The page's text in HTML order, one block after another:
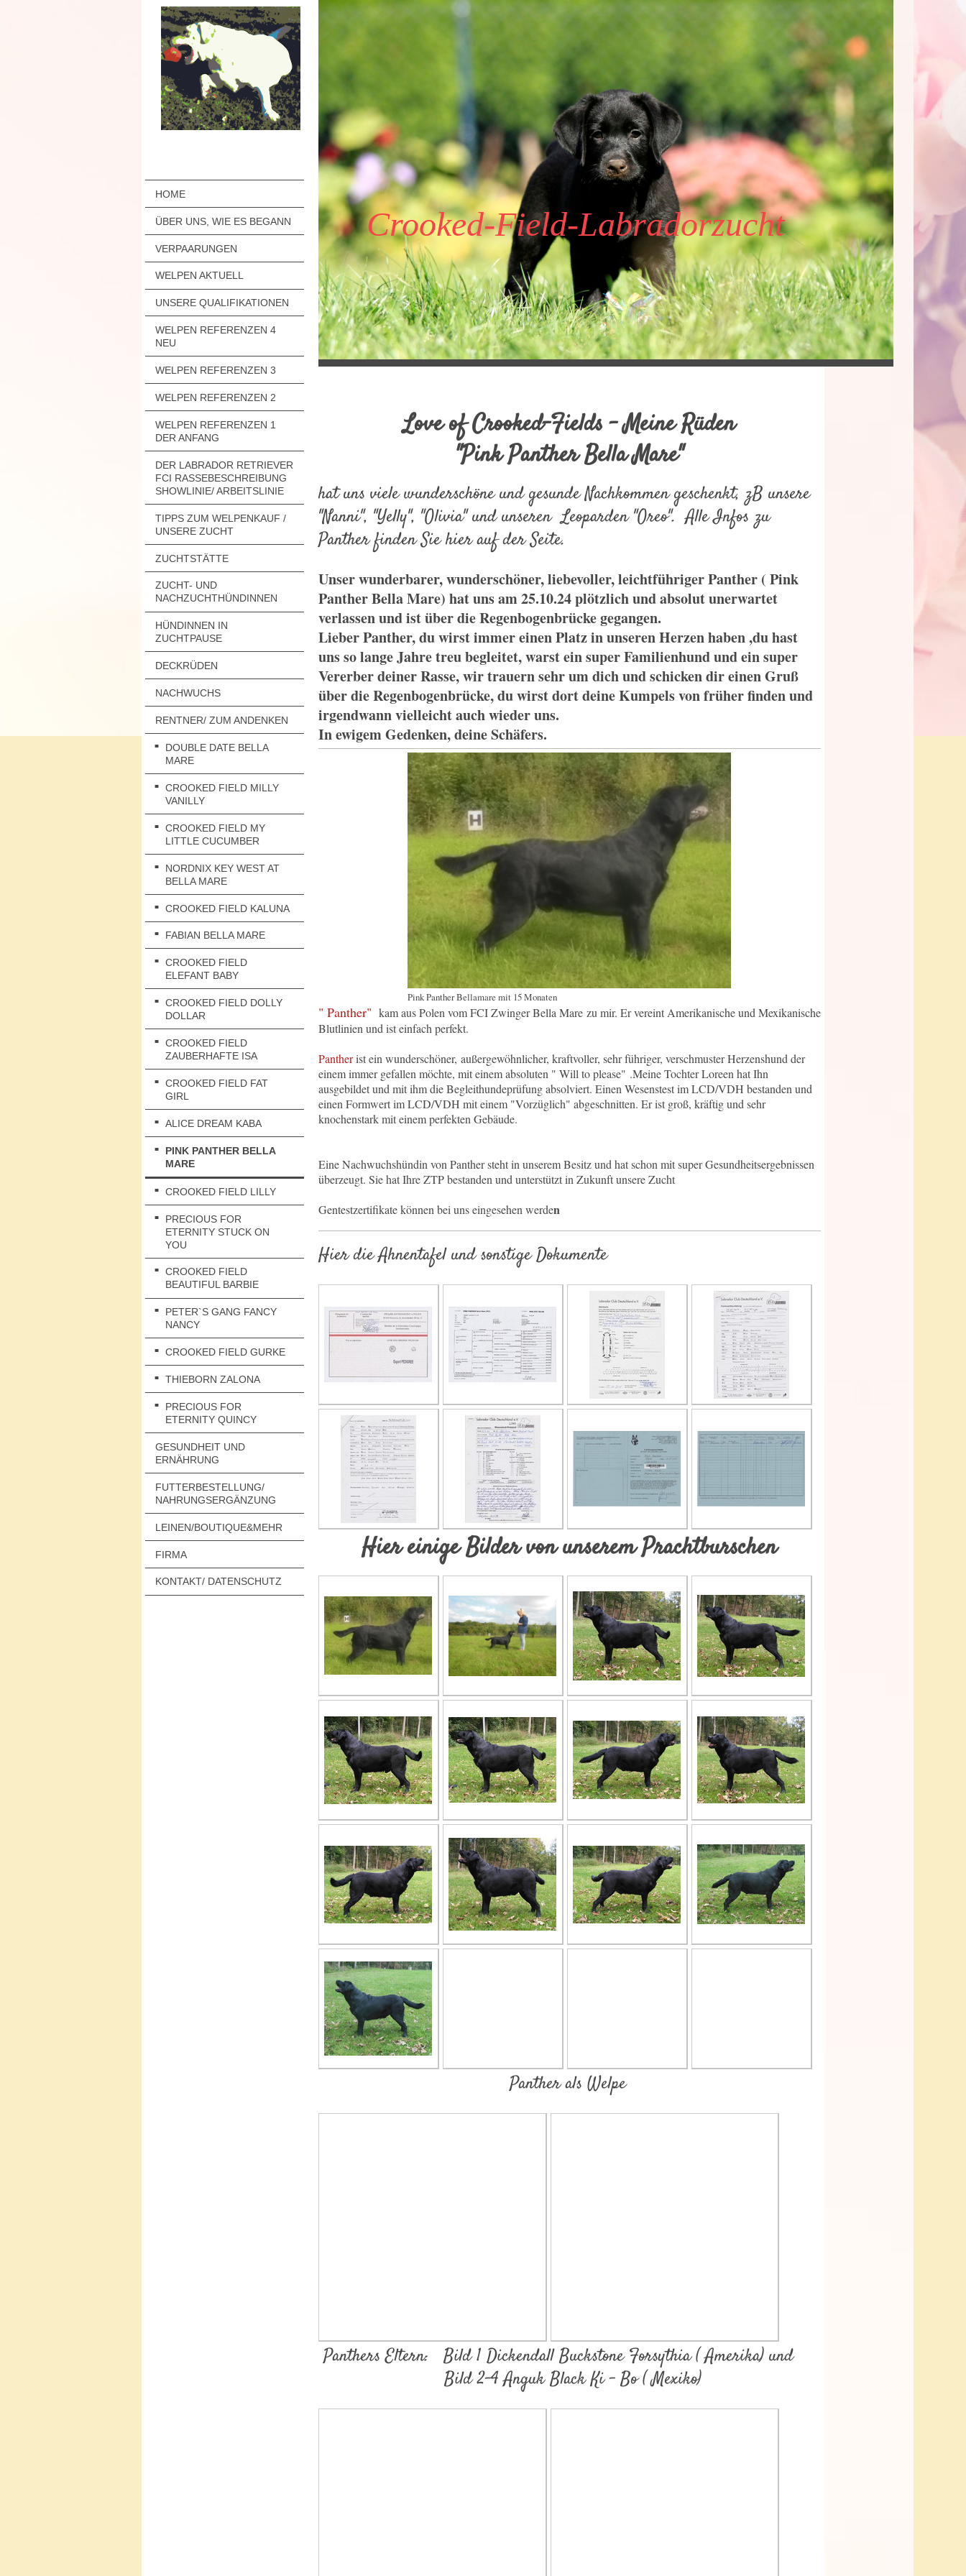
HOME
ÜBER UNS, WIE ES BEGANN
VERPAARUNGEN
WELPEN AKTUELL
UNSERE QUALIFIKATIONEN
WELPEN REFERENZEN 4
NEU
WELPEN REFERENZEN 3
WELPEN REFERENZEN 2
WELPEN REFERENZEN 1
DER ANFANG
DER LABRADOR RETRIEVER
FCI RASSEBESCHREIBUNG
SHOWLINIE/ ARBEITSLINIE
TIPPS ZUM WELPENKAUF /
UNSERE ZUCHT
ZUCHTSTÄTTE
ZUCHT- UND
NACHZUCHTHÜNDINNEN
HÜNDINNEN IN
ZUCHTPAUSE
DECKRÜDEN
NACHWUCHS
RENTNER/ ZUM ANDENKEN
DOUBLE DATE BELLA
MARE
CROOKED FIELD MILLY
VANILLY
CROOKED FIELD MY
LITTLE CUCUMBER
NORDNIX KEY WEST AT
BELLA MARE
CROOKED FIELD KALUNA
FABIAN BELLA MARE
CROOKED FIELD
ELEFANT BABY
CROOKED FIELD DOLLY
DOLLAR
CROOKED FIELD
ZAUBERHAFTE ISA
CROOKED FIELD FAT
GIRL
ALICE DREAM KABA
PINK PANTHER BELLA
MARE
CROOKED FIELD LILLY
PRECIOUS FOR
ETERNITY STUCK ON
YOU
CROOKED FIELD
BEAUTIFUL BARBIE
PETER`S GANG FANCY
NANCY
CROOKED FIELD GURKE
THIEBORN ZALONA
PRECIOUS FOR
ETERNITY QUINCY
GESUNDHEIT UND
ERNÄHRUNG
FUTTERBESTELLUNG/
NAHRUNGSERGÄNZUNG
LEINEN/BOUTIQUE&MEHR
FIRMA
KONTAKT/ DATENSCHUTZ
Crooked-Field-Labradorzucht
Love of Crooked-Fields - Meine Rüden
"Pink Panther Bella Mare"
hat uns viele wunderschöne und gesunde Nachkommen geschenkt, zB unsere
"Nanni", "Yelly", "Olivia" und unseren Leoparden "Oreo". Alle Infos zu
Panther finden Sie hier auf der Seite.
Unser wunderbarer, wunderschöner, liebevoller, leichtführiger Panther ( Pink
Panther Bella Mare) hat uns am 25.10.24 plötzlich und absolut unerwartet
verlassen und ist über die Regenbogenbrücke gegangen.
Lieber Panther, du wirst immer einen Platz in unseren Herzen haben ,du hast
uns so lange Jahre treu begleitet, warst ein super Familienhund und ein super
Vererber deiner Rasse, wir trauern sehr um dich und schicken dir einen Gruß
über die Regenbogenbrücke, du wirst dort deine Kumpels von früher finden und
irgendwann vielleicht auch wieder uns.
In ewigem Gedenken, deine Schäfers.
Pink Panther Bellamare mit 15 Monaten
" Panther" kam aus Polen vom FCI Zwinger Bella Mare zu mir. Er vereint Amerikanische und Mexikanische
Blutlinien und ist einfach perfekt.
Pantherist ein wunderschöner, außergewöhnlicher, kraftvoller, sehr führiger, verschmuster Herzenshund der
einem immer gefallen möchte, mit einem absoluten " Will to please" .Meine Tochter Loreen hat Ihn
ausgebildet und mit ihm die Begleithundeprüfung absolviert. Einen Wesenstest im LCD/VDH bestanden und
einen Formwert im LCD/VDH mit einem "Vorzüglich" abgeschnitten. Er ist groß, kräftig und sehr
knochenstark mit einem perfekten Gebäude.
Eine Nachwuchshündin von Panther steht in unserem Besitz und hat schon mit super Gesundheitsergebnissen
überzeugt. Sie hat Ihre ZTP bestanden und unterstützt in Zukunft unsere Zucht
Gentestzertifikate können bei uns eingesehen werden
Hier die Ahnentafel und sonstige Dokumente
Hier einige Bilder von unserem Prachtburschen
Panther als Welpe
Panthers Eltern: Bild 1 Dickendall Buckstone Forsythia ( Amerika) und
Bild 2-4 Anguk Black Ki - Bo ( Mexiko)